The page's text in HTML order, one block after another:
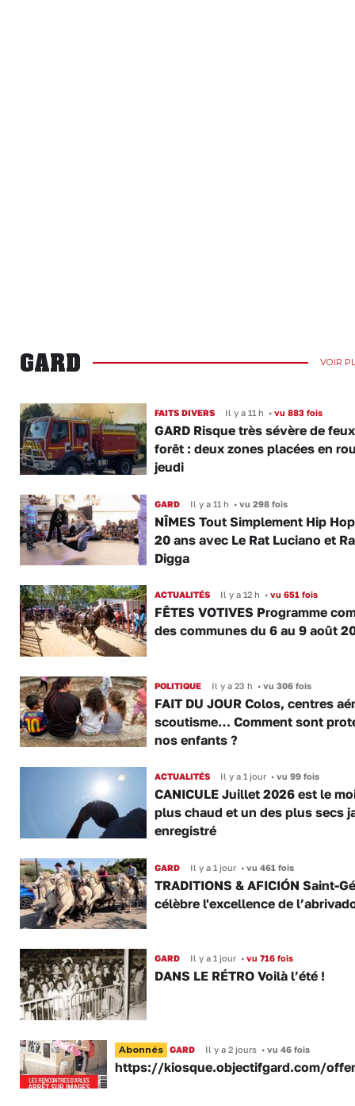
GARD VOIR
FAITS DIVERS Il y a 11 h •vu 883 fois
GARD Risque très sévère de
forêt : deux zones placées en
jeudi
GARD Il y a 11 h •vu 298 fois
NÎMES Tout Simplement Hip
20 ans avec Le Rat Luciano et
Digga
ACTUALITÉS Il y a 12 h •vu 651 fois
FÊTES VOTIVES Programme
des communes du 6 au 9 août
POLITIQUE Il y a 23 h •vu 306 fois
FAIT DU JOUR Colos, centres
scoutisme… Comment sont
nos enfants ?
ACTUALITÉS Il y a 1 jour •vu 99 fois
CANICULE Juillet 2026 est le
plus chaud et un des plus secs
enregistré
GARD Il y a 1 jour •vu 461 fois
TRADITIONS & AFICIÓN Saint-
célèbre l'excellence de
GARD Il y a 1 jour •vu 716 fois
DANS LE RÉTRO Voilà l’été !
Abonnés GARD Il y a 2 jours • vu 46 fois
https://kiosque.objectifgard.com/